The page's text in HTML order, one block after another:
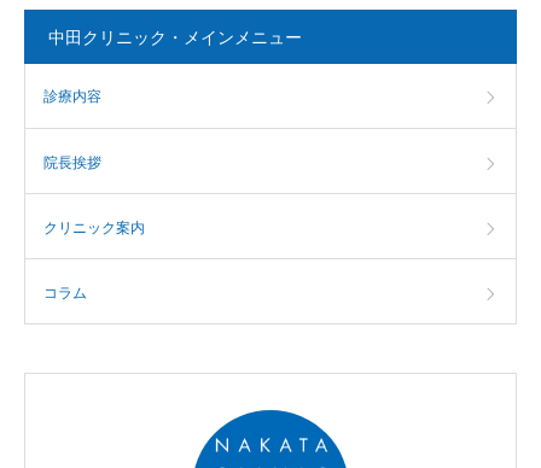
中田クリニック・メインメニュー
診療内容
院長挨拶
クリニック案内
コラム